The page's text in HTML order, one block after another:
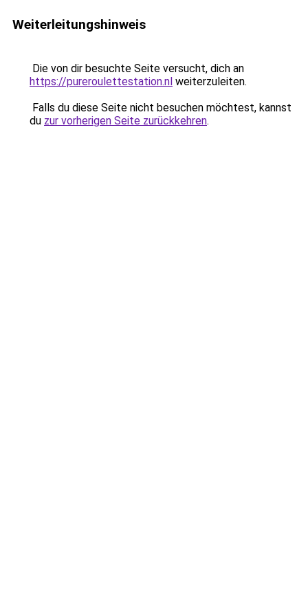
Weiterleitungshinweis
Die von dir besuchte Seite versucht, dich an
https://pureroulettestation.nl weiterzuleiten.
Falls du diese Seite nicht besuchen möchtest, kannst
du zur vorherigen Seite zurückkehren.